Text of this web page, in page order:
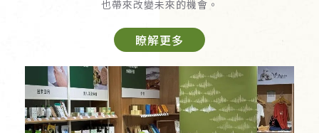
也帶來改變未來的機會。
瞭解更多